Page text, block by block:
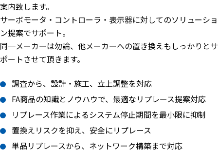
案内致します。
サーボモータ・コントローラ・表示器に対してのソリューショ
ン提案でサポート。
同一メーカーは勿論、他メーカーへの置き換えもしっかりとサ
ポートさせて頂きます。
調査から、設計・施工、立上調整を対応
FA商品の知識とノウハウで、最適なリプレース提案対応
リプレース作業によるシステム停止期間を最小限に抑制
置換えリスクを抑え、安全にリプレース
単品リプレースから、ネットワーク構築まで対応